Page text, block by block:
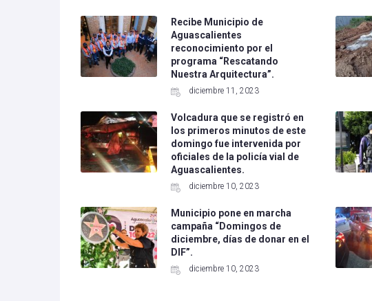
Recibe Municipio de
Aguascalientes
reconocimiento por el
programa “Rescatando
Nuestra Arquitectura”.
diciembre 11, 2023
Volcadura que se registró en
los primeros minutos de este
domingo fue intervenida por
oficiales de la policía vial de
Aguascalientes.
diciembre 10, 2023
Municipio pone en marcha
campaña “Domingos de
diciembre, días de donar en el
DIF”.
diciembre 10, 2023